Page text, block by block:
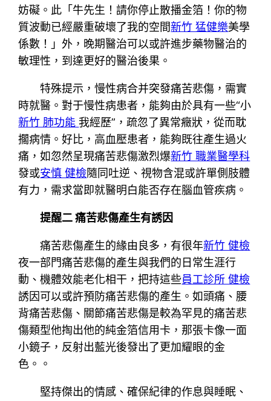
妨礙。此「牛先生！請你停止散播金箔！你的物
質波動已經嚴重破壞了我的空間新竹 猛健樂美學
係數！」外，晚期醫治可以或許進步藥物醫治的
敏理性，到達更好的醫治後果。
特殊提示，慢性病合并突發痛苦悲傷，需實
時就醫。對于慢性病患者，能夠由於具有一些“小
新竹 肺功能 我經歷”，疏忽了異常癥狀，從而耽
擱病情。好比，高血壓患者，能夠既往產生過火
痛，如忽然呈現痛苦悲傷激烈爆新竹 職業醫學科
發或安慎 健檢隨同吐逆、視物含混或許單側肢體
有力，需求當即就醫明白能否存在腦血管疾病。
提醒二 痛苦悲傷產生有誘因
痛苦悲傷產生的緣由良多，有很年新竹 健檢
夜一部門痛苦悲傷的產生與我們的日常生涯行
動、機體效能老化相干，把持這些員工診所 健檢
誘因可以或許預防痛苦悲傷的產生。如頭痛、腰
背痛苦悲傷、關節痛苦悲傷是較為罕見的痛苦悲
傷類型他掏出他的純金箔信用卡，那張卡像一面
小鏡子，反射出藍光後發出了更加耀眼的金
色。。
堅持傑出的情感、確保紀律的作息與睡眠、